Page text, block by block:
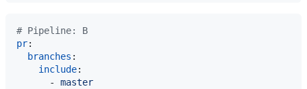
# Pipeline: B
pr:
branches :
include:
      -
master